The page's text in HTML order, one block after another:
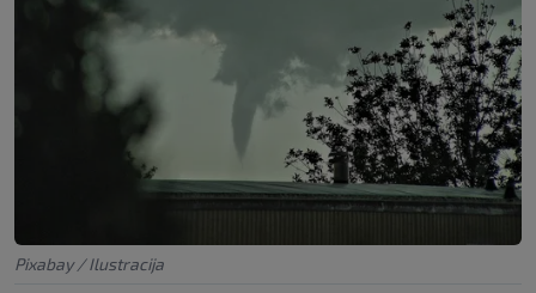
Pixabay / Ilustracija